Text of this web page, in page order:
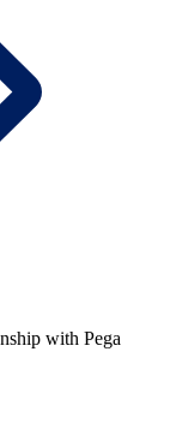
with Pega